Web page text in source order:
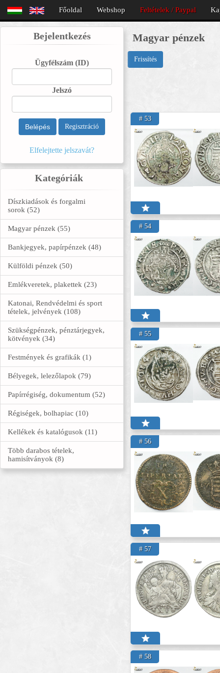
Főoldal Webshop Feltételek / Paypal
Bejelentkezés
Ügyfélszám (ID)
Jelszó
Belépés Regisztráció
Elfelejtette jelszavát?
Kategóriák
Díszkiadások és forgalmi
sorok (52)
Magyar pénzek (55)
Bankjegyek, papírpénzek (48)
Külföldi pénzek (50)
Emlékveretek, plakettek (23)
Katonai, Rendvédelmi és sport
tételek, jelvények (108)
Szükségpénzek, pénztárjegyek,
kötvények (34)
Festmények és grafikák (1)
Bélyegek, lelezőlapok (79)
Papírrégiség, dokumentum (52)
Régiségek, bolhapiac (10)
Kellékek és katalógusok (11)
Több darabos tételek,
hamisítványok (8)
Magyar pénzek
Frissítés
# 53
# 54
# 55
# 56
# 57
# 58